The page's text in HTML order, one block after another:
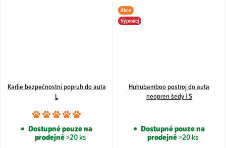
Karlie bezpečnostní popruh do auta
L
Průměrné
hodnocení
produktu
Dostupné pouze na
prodejně>20 ks
Akce
Výprodej
Huhubamboo postroj do auta
neopren šedý | S
Dostupné pouze na
prodejně>20 ks